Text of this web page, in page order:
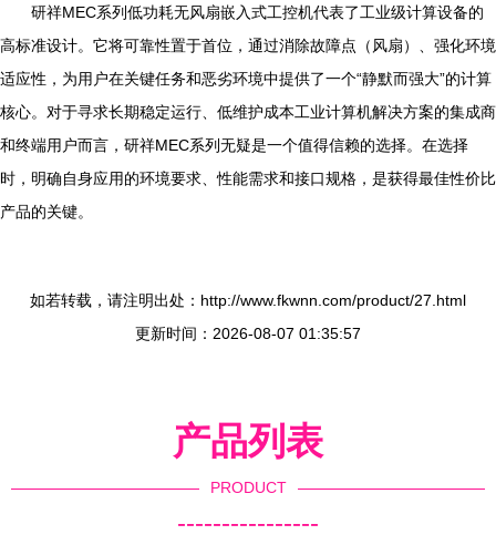
研祥MEC系列低功耗无风扇嵌入式工控机代表了工业级计算设备的
高标准设计。它将可靠性置于首位，通过消除故障点（风扇）、强化环境
适应性，为用户在关键任务和恶劣环境中提供了一个“静默而强大”的计算
核心。对于寻求长期稳定运行、低维护成本工业计算机解决方案的集成商
和终端用户而言，研祥MEC系列无疑是一个值得信赖的选择。在选择
时，明确自身应用的环境要求、性能需求和接口规格，是获得最佳性价比
产品的关键。
如若转载，请注明出处：http://www.fkwnn.com/product/27.html
更新时间：2026-08-07 01:35:57
产品列表
PRODUCT
----------------